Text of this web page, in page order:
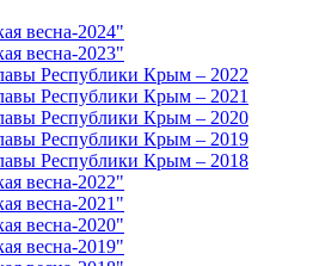
весна-2024"
весна-2023"
Республики Крым – 2022
Республики Крым – 2021
Республики Крым – 2020
Республики Крым – 2019
Республики Крым – 2018
весна-2022"
весна-2021"
весна-2020"
весна-2019"